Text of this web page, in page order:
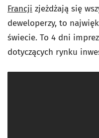
Francji zjeżdżają się
deweloperzy, to
świecie. To 4 dni
dotyczących rynku